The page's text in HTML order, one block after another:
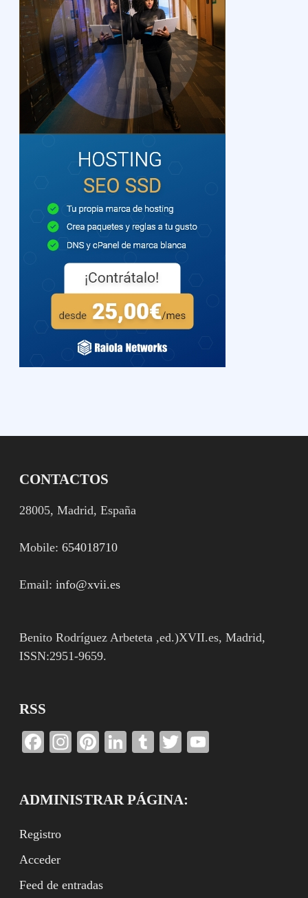
CONTACTOS
28005, Madrid, España
Mobile:654018710
Email:info@xvii.es
Benito Rodríguez Arbeteta ,ed.)XVII.es, Madrid,
ISSN:2951-9659.
RSS
Facebook
Instagram
Pinterest
LinkedIn
TumblrTwitter
ADMINISTRAR PÁGINA:
Registro
Acceder
Feed de entradas